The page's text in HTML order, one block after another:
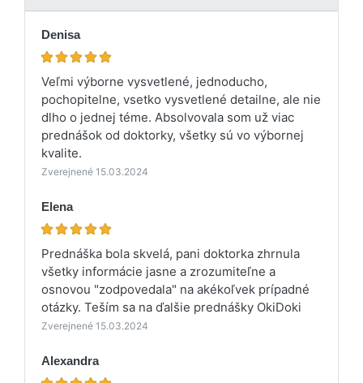
Denisa
Veľmi výborne vysvetlené, jednoducho,
pochopitelne, vsetko vysvetlené detailne, ale nie
dlho o jednej téme. Absolvovala som už viac
prednášok od doktorky, všetky sú vo výbornej
kvalite.
Zverejnené 15.03.2024
Elena
Prednáška bola skvelá, pani doktorka zhrnula
všetky informácie jasne a zrozumiteľne a
osnovou "zodpovedala" na akékoľvek prípadné
otázky. Teším sa na ďalšie prednášky OkiDoki
Zverejnené 15.03.2024
Alexandra